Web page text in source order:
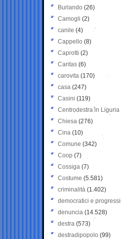
Burlando (26)
Camogli (2)
canile (4)
Cappello (8)
Caprotti (2)
Caritas (6)
carovita (170)
casa (247)
Casini (119)
Centrodestra in Liguria
Chiesa (276)
Cina (10)
Comune (342)
Coop (7)
Cossiga (7)
Costume (5.581)
criminalità (1.402)
democratici e
denuncia (14.528)
destra (573)
destradipopolo (99)